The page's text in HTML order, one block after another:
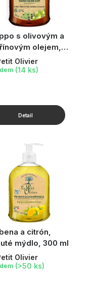
s olivovým a
olejem,
tekuté mýdlo,
ml
Olivier
(14 ks)
a citrón,
mýdlo, 300 ml
Olivier
(>50 ks)